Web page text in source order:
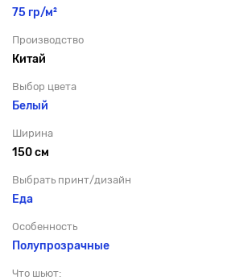
75 гр/м²
Производство
Китай
Выбор цвета
Белый
Ширина
150 см
Выбрать принт/дизайн
Еда
Особенность
Полупрозрачные
Что шьют: